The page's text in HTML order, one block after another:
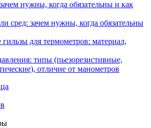
сред: зачем нужны, когда обязательны
для термометров: материал,
типы (пьезорезистивные,
отличие от манометров